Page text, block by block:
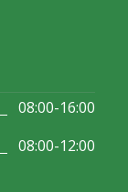
08:00-16:00
08:00-12:00